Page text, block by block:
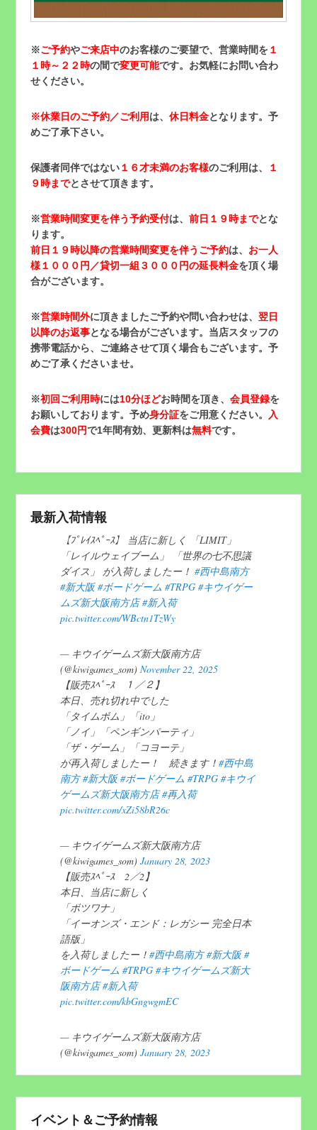
※ご予約やご来店中のお客様のご要望で、営業時間を１
１時～２２時の間で変更可能です。お気軽にお問い合わ
せください。
※休業日のご予約／ご利用は、休日料金となります。予
めご了承下さい。
保護者同伴ではない１６才未満のお客様のご利用は、
１
９時までとさせて頂きます。
※営業時間変更を伴う予約受付は、前日１９時までとな
ります。
前日１９時以降の営業時間変更を伴うご予約は、 お一人
様１０００円／貸切一組３０００円の延長料金を頂く場
合がございます。
※営業時間外に頂きましたご予約や問い合わせは、翌日
以降のお返事となる場合がございます。当店スタッフの
携帯電話から、ご連絡させて頂く場合もございます。予
めご了承くださいませ。
※初回ご利用時には10分ほどお時間を頂き、会員登録を
お願いしております。予め身分証をご用意ください。 入
会費は300円で1年間有効、更新料は無料です。
最新入荷情報
【ﾌﾟﾚｲｽﾍﾟｰｽ】 当店に新しく 「LIMIT」
「レイルウェイブーム」 「世界の七不思議
ダイス」 が入荷しましたー！#西中島南方
#新大阪 #ボードゲーム #TRPG #キウイゲー
ムズ新大阪南方店 #新入荷
pic.twitter.com/WBctn1TzWy
— キウイゲームズ新大阪南方店
(@kiwigames_som)November 22, 2025
【販売ｽﾍﾟｰｽ １／２】
本日、売れ切れ中でした
「タイムボム」「ito」
「ノイ」「ペンギンパーティ」
「ザ・ゲーム」「コヨーテ」
が再入荷しましたー！ 続きます！#西中島
南方 #新大阪 #ボードゲーム #TRPG #キウイ
ゲームズ新大阪南方店 #再入荷
pic.twitter.com/xZi58bR26c
— キウイゲームズ新大阪南方店
(@kiwigames_som)January 28, 2023
【販売ｽﾍﾟｰｽ 2／2】
本日、当店に新しく
「ボツワナ」
「イーオンズ・エンド：レガシー 完全日本
語版」
を入荷しましたー！#西中島南方 #新大阪 #
ボードゲーム #TRPG #キウイゲームズ新大
阪南方店 #新入荷
pic.twitter.com/kbGngwgmEC
— キウイゲームズ新大阪南方店
(@kiwigames_som)January 28, 2023
イベント＆ご予約情報